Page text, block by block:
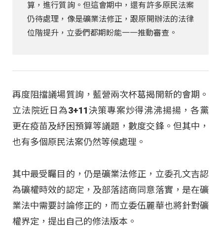
算，進行質詢。但這會期中，還有許多原民法案
仍待處理，像是礦業法修正，跟原開辦法的法律
位階提升，立委們都期盼能一一推動審查。
再度阻擋議場質詢，藍營兩次杯葛揭開新的會期。
立法院近日為3+11決策專案炒得沸沸揚揚，各黨
更在疫苗及紓困預算等議題，數度交鋒。但其中，
也有多個原民法案仍然等候處理。
其中最受矚目的，仍是礦業法修正，立委孔文吉認
為礦權時效的認定，及部落諮商同意落實，是在礦
業法中需要討論修正的，而立委伍麗華也將針對礦
權界定，提出自己的修法版本。